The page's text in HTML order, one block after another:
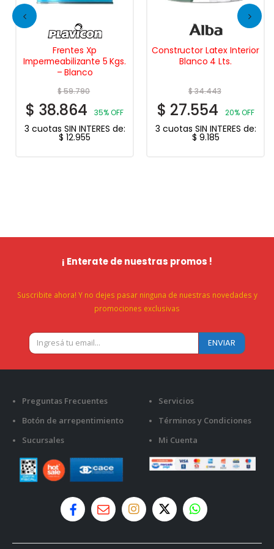
Frentes Xp
Impermeabilizante 5 Kgs.
– Blanco
$59.790
$ 38.864 35% OFF
3 cuotas SIN INTERES de:
$ 12.955
Constructor Latex Interior
Blanco 4 Lts.
$34.443
$ 27.554 20% OFF
3 cuotas SIN INTERES de:
$ 9.185
¡ Enterate de nuestras promos !
Suscribite ahora! Y no dejes pasar ninguna de nuestras novedades y
promociones exclusivas
Preguntas Frecuentes
Botón de arrepentimiento
Sucursales
Servicios
Términos y Condiciones
Mi Cuenta